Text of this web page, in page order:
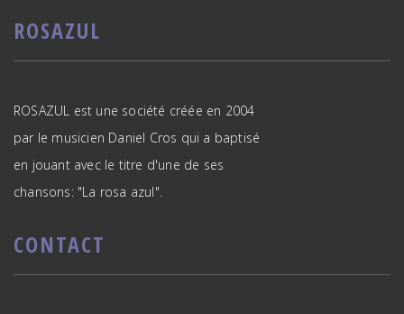
ROSAZUL
ROSAZUL est une société créée en 2004
par le musicien Daniel Cros qui a baptisé
en jouant avec le titre d'une de ses
chansons: "La rosa azul".
CONTACT